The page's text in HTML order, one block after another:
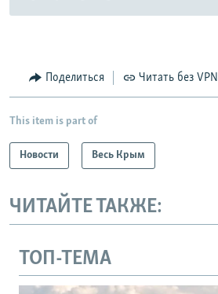
Поделиться Читать без VPN
This item is part of
Новости Весь Крым
ЧИТАЙТЕ ТАКЖЕ:
ТОП-ТЕМА